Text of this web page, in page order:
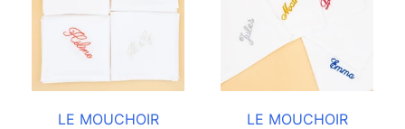
LE MOUCHOIR
LE MOUCHOIR